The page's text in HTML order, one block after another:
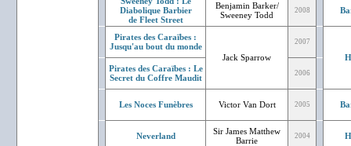
Diabolique Barbier
de Fleet Street
Benjamin Barker/
Sweeney Todd
2008
Pirates des Caraïbes :
Jusqu'au bout du monde
Jack Sparrow
2007
Pirates des Caraïbes : Le
Secret du Coffre Maudit
2006
Les Noces Funèbres Victor Van Dort 2005
Neverland
Sir James Matthew
Barrie
2004